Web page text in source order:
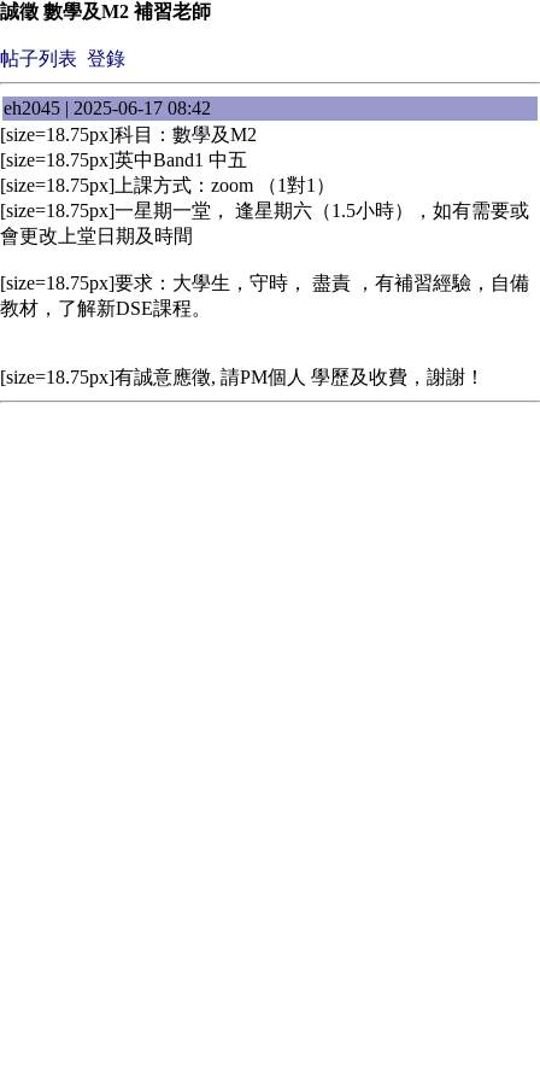
誠徵 數學及M2 補習老師
帖子列表 登錄
eh2045 | 2025-06-17 08:42
[size=18.75px]科目：數學及M2
[size=18.75px]英中Band1 中五
[size=18.75px]上課方式：zoom （1對1）
[size=18.75px]一星期一堂， 逢星期六（1.5小時），如有需要或
會更改上堂日期及時間
[size=18.75px]要求：大學生，守時， 盡責 ，有補習經驗，自備
教材，了解新DSE課程。
[size=18.75px]有誠意應徵, 請PM個人 學歷及收費，謝謝！